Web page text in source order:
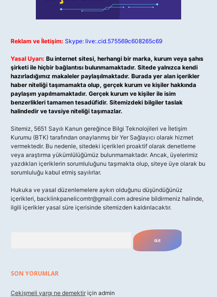
Reklam ve İletişim: Skype: live:.cid.575569c608265c69
Yasal Uyarı: Bu internet sitesi, herhangi bir marka, kurum veya şahıs
şirketi ile hiçbir bağlantısı bulunmamaktadır. Sitede yalnızca kendi
hazırladığımız makaleler paylaşılmaktadır. Burada yer alan içerikler
haber niteliği taşımamakta olup, gerçek kurum ve kişiler hakkında
paylaşım yapılmamaktadır. Gerçek kurum ve kişiler ile isim
benzerlikleri tamamen tesadüfidir. Sitemizdeki bilgiler taslak
halindedir ve tavsiye niteliği taşımazlar.
Sitemiz, 5651 Sayılı Kanun gereğince Bilgi Teknolojileri ve İletişim
Kurumu (BTK) tarafından onaylanmış bir Yer Sağlayıcı olarak hizmet
vermektedir. Bu nedenle, sitedeki içerikleri proaktif olarak denetleme
veya araştırma yükümlülüğümüz bulunmamaktadır. Ancak, üyelerimiz
yazdıkları içeriklerin sorumluluğunu taşımakta olup, siteye üye olarak bu
sorumluluğu kabul etmiş sayılırlar.
Hukuka ve yasal düzenlemelere aykırı olduğunu düşündüğünüz
içerikleri, backlinkpanelicomtr@gmail.com adresine bildirmeniz halinde,
ilgili içerikler yasal süre içerisinde sitemizden kaldırılacaktır.
SON YORUMLAR
Çekişmeli yargı ne demektir için admin